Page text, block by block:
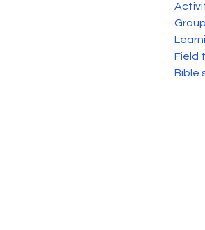
Field
Bible